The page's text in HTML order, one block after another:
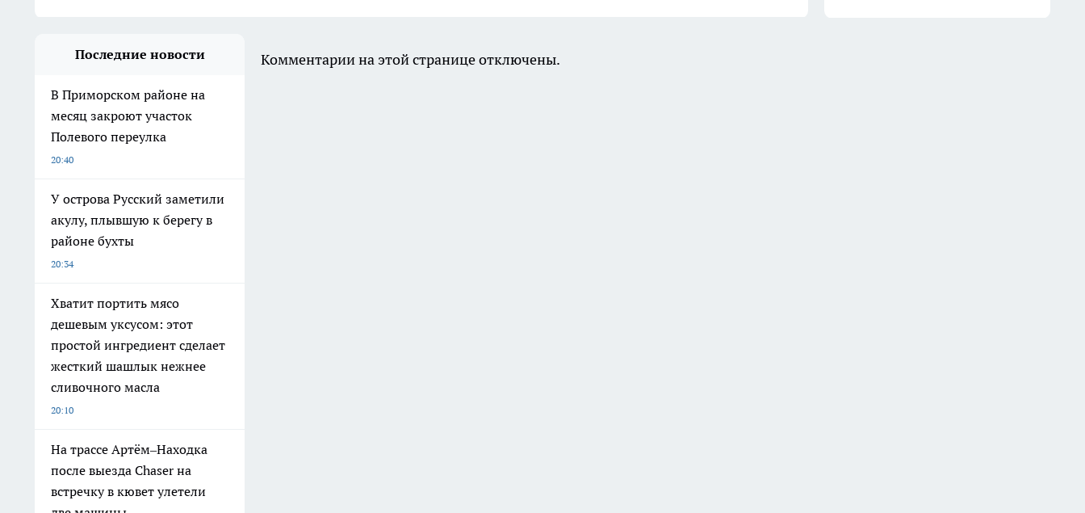
Последние новости
В Приморском районе на
месяц закроют участок
Полевого переулка
20:40
У острова Русский заметили
акулу, плывшую к берегу в
районе бухты
20:34
Хватит портить мясо
дешевым уксусом: этот
простой ингредиент сделает
жесткий шашлык нежнее
сливочного масла
20:10
На трассе Артём–Находка
после выезда Chaser на
встречку в кювет улетели
Комментарии на этой странице отключены.